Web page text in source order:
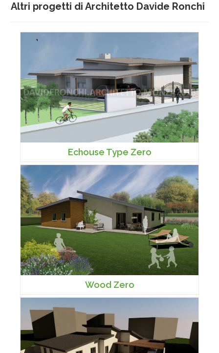
Altri progetti di Architetto Davide Ronchi
Echouse Type Zero
Wood Zero